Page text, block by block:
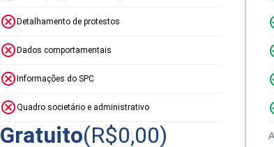
Detalhamento de protestos
Dados comportamentais
Informações do SPC
Quadro societário e administrativo
Gratuito(R$0,00)